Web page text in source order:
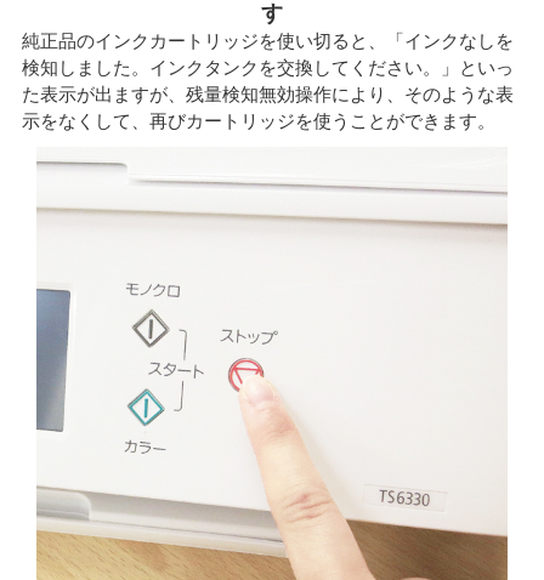
す
純正品のインクカートリッジを使い切ると、「インクなしを
検知しました。インクタンクを交換してください。」といっ
た表示が出ますが、残量検知無効操作により、そのような表
示をなくして、再びカートリッジを使うことができます。